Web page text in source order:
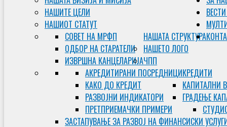
НАШИТЕ ЦЕЛИ
НАШИОТ СТАТУТ
НАШАТА СТРУКТУРА
СОВЕТ НА МРФП
ОДБОР НА СТАРАТЕЛИ
ИЗВРШНА КАНЦЕЛАРИЈА
НАШЕТО ЛОГО
ЧПП
КРЕДИТИ
АКРЕДИТИРАНИ ПОСРЕДНИЦИ
КАКО ДО КРЕДИТ
РАЗВОЈНИ ИНДИКАТОРИ
ПРЕТПРИЕМАЧКИ ПРИМЕРИ
КАПИТАЛНИ
ГРАДЕЊЕ
ЗАСТАПУВАЊЕ ЗА РАЗВОЈ НА ФИНАНСИСКИ